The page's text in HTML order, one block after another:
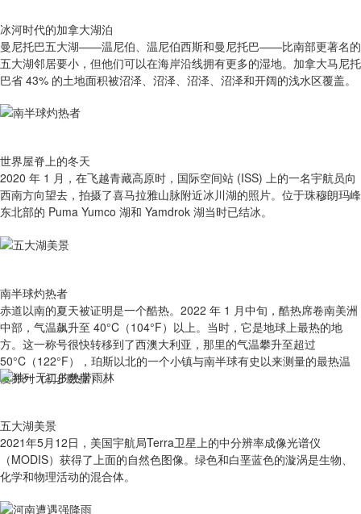
冰河时代的加拿大湖泊
曼尼托巴五大湖——温尼伯、温尼伯西斯和曼尼托巴——比南部更著名的
五大湖邻居要小，但他们可以在海岸沿线拥有更多的湿地。加拿大马尼托
巴省 43% 的土地面积被沼泽、沼泽、沼泽、沼泽和开阔的浅水区覆盖。
世界屋脊上的冬天
2020 年 1 月，在飞越青藏高原时，国际空间站 (ISS) 上的一名宇航员向
西南方向望去，拍摄了喜马拉雅山脉附近冰川湖的照片。位于珠穆朗玛峰
东北部的 Puma Yumco 湖和 Yamdrok 湖当时已结冰。
南半球灼热者
赤道以南的夏天被证明是一个酷热。2022 年 1 月中旬，酷热席卷南美洲
中部，气温飙升至 40°C（104°F）以上。当时，它是地球上最热的地
方。这一称号很快转移到了西澳大利亚，那里的气温攀升至超过
50°C（122°F），珀斯以北的一个小镇与南半球有史以来测量的最热温
度并列（初步数据）。
五大湖美景
2021年5月12日，美国宇航局Terra卫星上的中分辨率成像光谱仪
（MODIS）获得了上面的自然色图像。绿色和白垩蓝色的漩涡是生物、
化学和物理活动的混合体。